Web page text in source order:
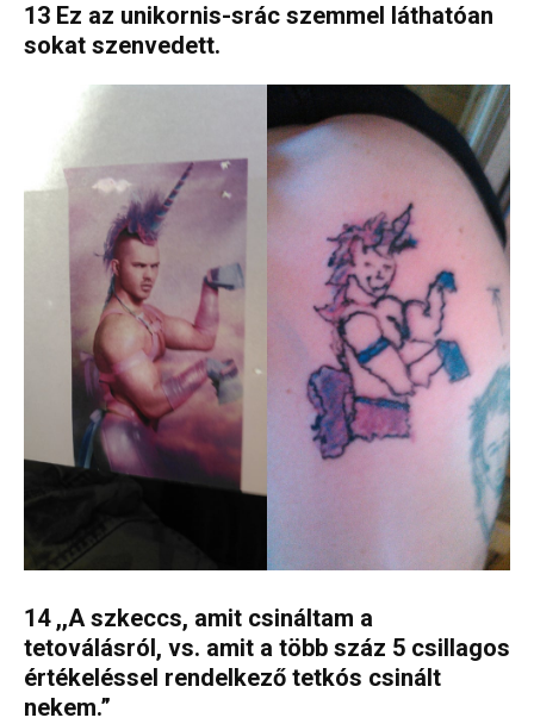
13 Ez az unikornis-srác szemmel láthatóan
sokat szenvedett.
14 ,,A szkeccs, amit csináltam a
tetoválásról, vs. amit a több száz 5 csillagos
értékeléssel rendelkező tetkós csinált
nekem.”